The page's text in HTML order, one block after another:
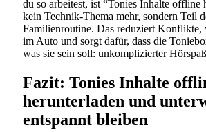
du so arbeitest, ist “Tonies Inhalte offline
kein Technik-Thema mehr, sondern Teil
Familienroutine. Das reduziert Konflikte,
im Auto und sorgt dafür, dass die
was sie sein soll: unkomplizierter
Fazit: Tonies Inhalte
herunterladen und
entspannt bleiben